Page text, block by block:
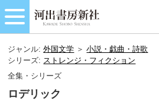
ジャンル:外国文学 ＞小説・戯曲・詩歌
シリーズ: ストレンジ・フィクション
全集・シリーズ
ロデリック